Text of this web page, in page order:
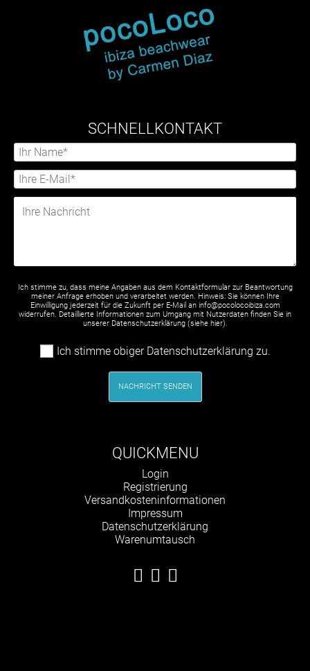
SCHNELLKONTAKT
Ich stimme zu, dass meine Angaben aus dem Kontaktformular zur Beantwortung
meiner Anfrage erhoben und verarbeitet werden. Hinweis: Sie können Ihre
Einwilligung jederzeit für die Zukunft per E-Mail an info@pocolocoibiza.com
widerrufen. Detaillierte Informationen zum Umgang mit Nutzerdaten finden Sie in
unserer Datenschutzerklärung (siehe hier).
Ich stimme obiger Datenschutzerklärung zu.
NACHRICHT SENDEN
QUICKMENU
Navigation
überspringen
Login
Registrierung
Versandkosteninformationen
Impressum
Datenschutzerklärung
Warenumtausch